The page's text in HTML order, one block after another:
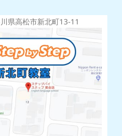
県高松市新北町13-11